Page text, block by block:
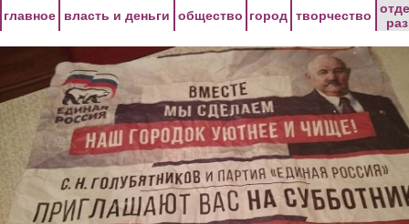
главное власть и деньги общество город творчество